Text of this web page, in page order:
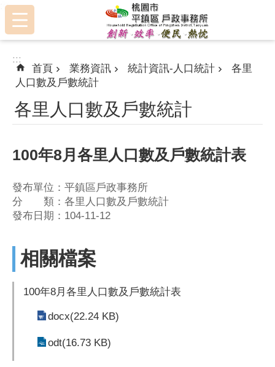
跳到主要內容區塊
:::
:::
首頁 業務資訊 統計資訊-人口統計
各里
人口數及戶數統計
各里人口數及戶數統計
100年8月各里人口數及戶數統計表
發布單位：平鎮區戶政事務所
分 類：各里人口數及戶數統計
發布日期：104-11-12
相關檔案
100年8月各里人口數及戶數統計表
docx(22.24 KB)
odt(16.73 KB)